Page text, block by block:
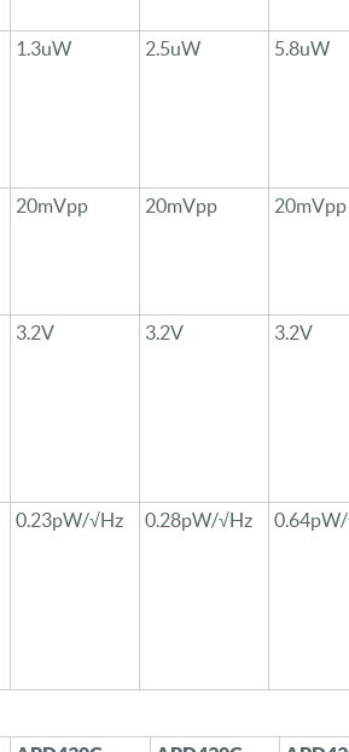
1.3uW 2.5uW 5.8uW
20mVpp 20mVpp 20mVpp
3.2V 3.2V 3.2V
0.23pW/√Hz 0.28pW/√Hz